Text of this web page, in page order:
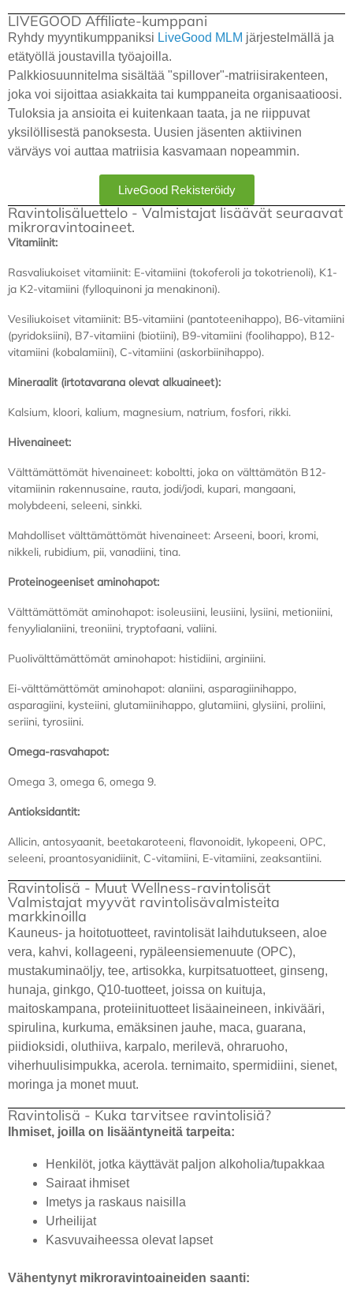
LIVEGOOD Affiliate-kumppani
Ryhdy myyntikumppaniksi LiveGood MLM järjestelmällä ja
etätyöllä joustavilla työajoilla.
Palkkiosuunnitelma sisältää "spillover"-matriisirakenteen,
joka voi sijoittaa asiakkaita tai kumppaneita organisaatioosi.
Tuloksia ja ansioita ei kuitenkaan taata, ja ne riippuvat
yksilöllisestä panoksesta. Uusien jäsenten aktiivinen
värväys voi auttaa matriisia kasvamaan nopeammin.
LiveGood Rekisteröidy
Ravintolisäluettelo - Valmistajat lisäävät seuraavat
mikroravintoaineet.
Vitamiinit:
Rasvaliukoiset vitamiinit: E-vitamiini (tokoferoli ja tokotrienoli), K1-
ja K2-vitamiini (fylloquinoni ja menakinoni).
Vesiliukoiset vitamiinit: B5-vitamiini (pantoteenihappo), B6-vitamiini
(pyridoksiini), B7-vitamiini (biotiini), B9-vitamiini (foolihappo), B12-
vitamiini (kobalamiini), C-vitamiini (askorbiinihappo).
Mineraalit (irtotavarana olevat alkuaineet):
Kalsium, kloori, kalium, magnesium, natrium, fosfori, rikki.
Hivenaineet:
Välttämättömät hivenaineet: koboltti, joka on välttämätön B12-
vitamiinin rakennusaine, rauta, jodi/jodi, kupari, mangaani,
molybdeeni, seleeni, sinkki.
Mahdolliset välttämättömät hivenaineet: Arseeni, boori, kromi,
nikkeli, rubidium, pii, vanadiini, tina.
Proteinogeeniset aminohapot:
Välttämättömät aminohapot: isoleusiini, leusiini, lysiini, metioniini,
fenyylialaniini, treoniini, tryptofaani, valiini.
Puolivälttämättömät aminohapot: histidiini, arginiini.
Ei-välttämättömät aminohapot: alaniini, asparagiinihappo,
asparagiini, kysteiini, glutamiinihappo, glutamiini, glysiini, proliini,
seriini, tyrosiini.
Omega-rasvahapot:
Omega 3, omega 6, omega 9.
Antioksidantit:
Allicin, antosyaanit, beetakaroteeni, flavonoidit, lykopeeni, OPC,
seleeni, proantosyanidiinit, C-vitamiini, E-vitamiini, zeaksantiini.
Ravintolisä - Muut Wellness-ravintolisät
Valmistajat myyvät ravintolisävalmisteita
markkinoilla
Kauneus- ja hoitotuotteet, ravintolisät laihdutukseen, aloe
vera, kahvi, kollageeni, rypäleensiemenuute (OPC),
mustakuminaöljy, tee, artisokka, kurpitsatuotteet, ginseng,
hunaja, ginkgo, Q10-tuotteet, joissa on kuituja,
maitoskampana, proteiinituotteet lisäaineineen, inkivääri,
spirulina, kurkuma, emäksinen jauhe, maca, guarana,
piidioksidi, oluthiiva, karpalo, merilevä, ohraruoho,
viherhuulisimpukka, acerola. ternimaito, spermidiini, sienet,
moringa ja monet muut.
Ravintolisä - Kuka tarvitsee ravintolisiä?
Ihmiset, joilla on lisääntyneitä tarpeita:
Henkilöt, jotka käyttävät paljon alkoholia/tupakkaa
Sairaat ihmiset
Imetys ja raskaus naisilla
Urheilijat
Kasvuvaiheessa olevat lapset
Vähentynyt mikroravintoaineiden saanti: